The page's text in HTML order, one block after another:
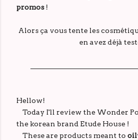
promos !
Alors ça vous tente les
en avez déjà
Hellow!
Today I'll review the Wonder
the korean brand Etude House !
These are products meant to